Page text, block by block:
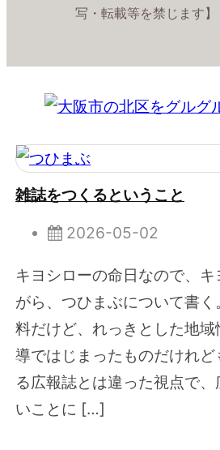
写・転載等を禁じます】
雑誌をつくるということ
2026-05-02
キヨシローの命日なので、
がら、つひまぶについて書
料だけど、れっきとした地
導ではじまったものだけれ
る広報誌とは違った視点で
いことに […]